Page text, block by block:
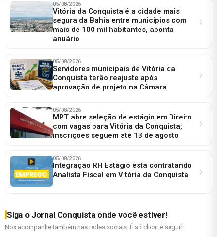
05/08/2026
Vitória da Conquista é a cidade mais
segura da Bahia entre municípios com
mais de 100 mil habitantes, aponta
anuário
05/08/2026
Servidores municipais de Vitória da
Conquista terão reajuste após
aprovação de projeto na Câmara
05/08/2026
MPT abre seleção de estágio em Direito
com vagas para Vitória da Conquista;
inscrições seguem até 13 de agosto
05/08/2026
Integração RH Estágio está contratando
Analista Fiscal em Vitória da Conquista
Siga o Jornal Conquista onde você estiver!
Nos acompanhe também nas redes sociais. É só clicar e seguir!